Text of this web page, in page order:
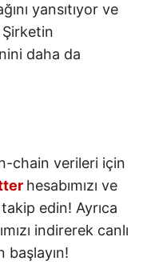
yansıtıyor ve
daha da
chain verileri için
hesabımızı ve
takip edin! Ayrıca
indirerek canlı